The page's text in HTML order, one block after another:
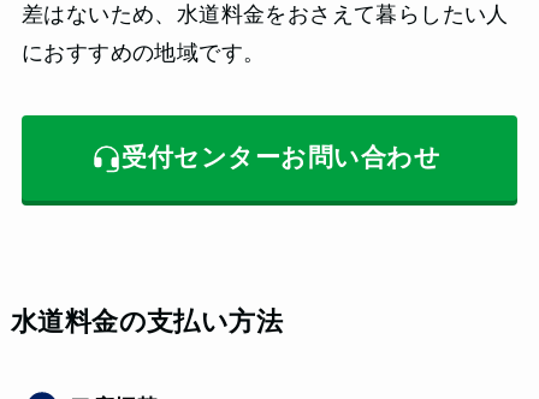
差はないため、水道料金をおさえて暮らしたい人
におすすめの地域です。
受付センターお問い合わせ
水道料金の支払い方法